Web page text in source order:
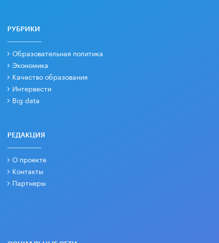
РУБРИКИ
Образовательная политика
Экономика
Качество образования
Интервести
Big data
РЕДАКЦИЯ
О проекте
Контакты
Партнеры